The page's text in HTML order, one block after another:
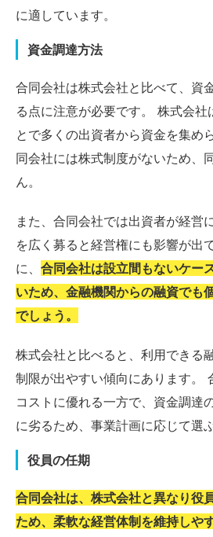
に適しています。
資金調達方法
合同会社は株式会社と比べて、資
る点に注意が必要です。 株式会社
とで多くの出資者から資金を集め
同会社には株式制度がないため、
ん。
また、合同会社では出資者が経営
を広く募ると経営権にも影響が出
に、 合同会社は設立間もないケー
いため、金融機関からの融資でも
でしょう。
株式会社と比べると、利用できる
制限が出やすい傾向にあります。
コストに優れる一方で、資金調達
に劣るため、事業計画に応じて選
役員の任期
合同会社は、株式会社と異なり役
ため、柔軟な経営体制を維持しや